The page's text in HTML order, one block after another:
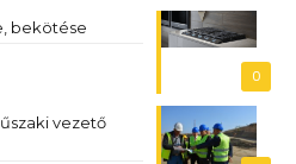
0
bekötése
vezető